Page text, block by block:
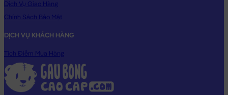
Gấu Teddy tím áo len – Size: 1m4
Dịch Vụ Giao Hàng
Chính Sách Bảo Mật
DỊCH VỤ KHÁCH HÀNG
Tích Điểm Mua Hàng